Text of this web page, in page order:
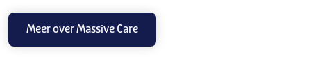
Meer over Massive Care